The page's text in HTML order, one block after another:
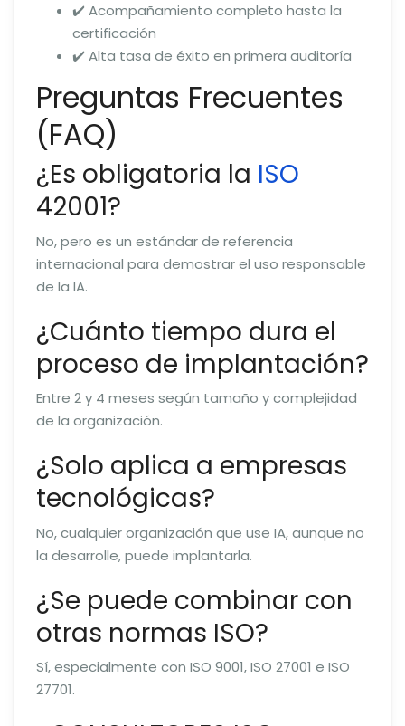
✔️ Acompañamiento completo hasta la
certificación
✔️ Alta tasa de éxito en primera auditoría
Preguntas Frecuentes
(FAQ)
¿Es obligatoria la ISO
42001?
No, pero es un estándar de referencia
internacional para demostrar el uso responsable
de la IA.
¿Cuánto tiempo dura el
proceso de implantación?
Entre 2 y 4 meses según tamaño y complejidad
de la organización.
¿Solo aplica a empresas
tecnológicas?
No, cualquier organización que use IA, aunque no
la desarrolle, puede implantarla.
¿Se puede combinar con
otras normas ISO?
Sí, especialmente con ISO 9001, ISO 27001 e ISO
27701.